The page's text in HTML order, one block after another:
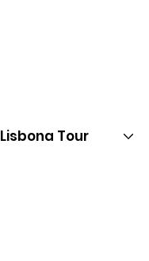
Lisbona Tour